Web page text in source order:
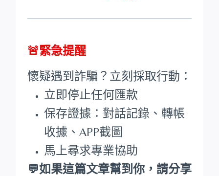
🚨緊急提醒
懷疑遇到詐騙？立刻採取行動：
立即停止任何匯款
保存證據：對話記錄、轉帳
收據、APP截圖
馬上尋求專業協助
💬如果這篇文章幫到你，請分享